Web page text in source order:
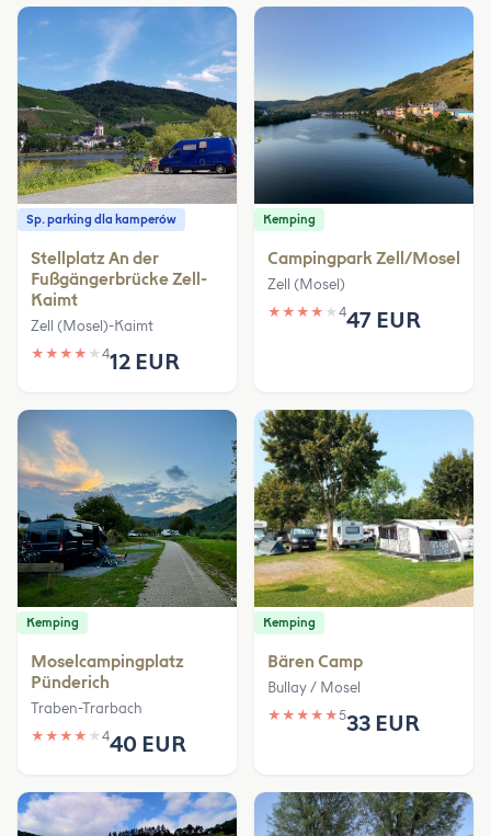
Sp. parking dla kamperów
Stellplatz An der
Fußgängerbrücke Zell-
Kaimt
Zell (Mosel)-Kaimt
★ ★ ★ ★ ★ 412 EUR
Kemping
Campingpark Zell/Mosel
Zell (Mosel)
★ ★ ★ ★ ★ 447 EUR
Kemping
Moselcampingplatz
Pünderich
Traben-Trarbach
★ ★ ★ ★ ★ 440 EUR
Kemping
Bären Camp
Bullay / Mosel
★ ★ ★ ★ ★533 EUR